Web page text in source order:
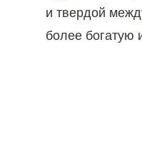
и твердой
более богатую